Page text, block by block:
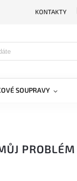
KONTAKTY
SOUPRAVY
PROBLÉM